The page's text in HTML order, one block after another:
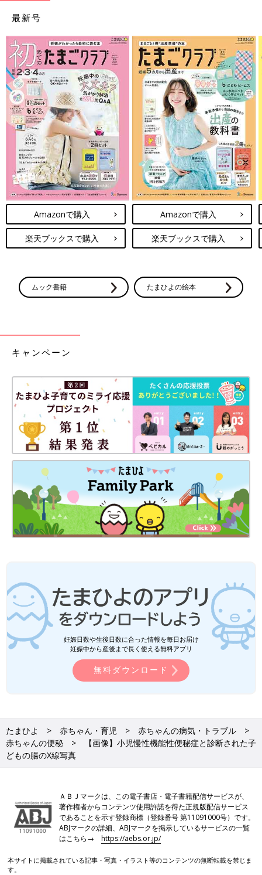
最新号
Amazonで購入
楽天ブックスで購入
Amazonで購入
楽天ブックスで購入
ムック書籍 たまひよの絵本
キャンペーン
妊娠日数や生後日数に合った情報を毎日お届け
妊娠中から産後まで長く使える無料アプリ
無料ダウンロード
たまひよ 赤ちゃん・育児
赤ちゃんの病気・トラブル
赤ちゃんの便秘
【画像】小児慢性機能性便秘症と診断された子
どもの腸のX線写真
ＡＢＪマークは、この電子書店・電子書籍配信サービスが、
著作権者からコンテンツ使用許諾を得た正規版配信サービス
であることを示す登録商標（登録番号 第11091000号）です。
ABJマークの詳細、ABJマークを掲示しているサービスの一覧
はこちら→https://aebs.or.jp/
本サイトに掲載されている記事・写真・イラスト等のコンテンツの無断転載を禁じま
す。